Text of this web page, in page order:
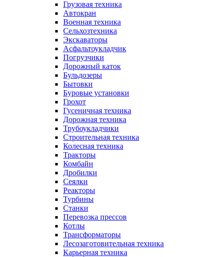
Грузовая техника
Автокран
Военная техника
Сельхозтехника
Экскаваторы
Асфальтоукладчик
Погрузчики
Дорожный каток
Бульдозеры
Бытовки
Буровые установки
Грохот
Гусеничная техника
Дорожная техника
Трубоукладчики
Строительная техника
Колесная техника
Тракторы
Комбайн
Дробилки
Сеялки
Реакторы
Турбины
Станки
Перевозка прессов
Котлы
Трансформаторы
Лесозаготовительная техника
Карьерная техника